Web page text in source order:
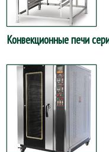
Конвекционные печи